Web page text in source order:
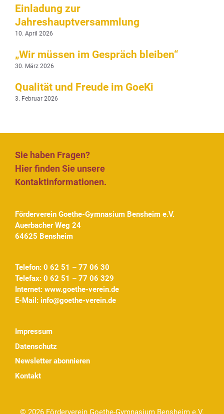
Einladung zur
Jahreshauptversammlung
10. April 2026
„Wir müssen im Gespräch bleiben“
30. März 2026
Qualität und Freude im GoeKi
3. Februar 2026
Sie haben Fragen?
Hier finden Sie unsere
Kontaktinformationen.
Förderverein Goethe-Gymnasium Bensheim e.V.
Auerbacher Weg 24
64625 Bensheim
Telefon: 0 62 51 – 77 06 30
Telefax: 0 62 51 – 77 06 329
Internet: www.goethe-verein.de
E-Mail: info@goethe-verein.de
Impressum
Datenschutz
Newsletter abonnieren
Kontakt
© 2026 Förderverein Goethe-Gymnasium Bensheim e.V.